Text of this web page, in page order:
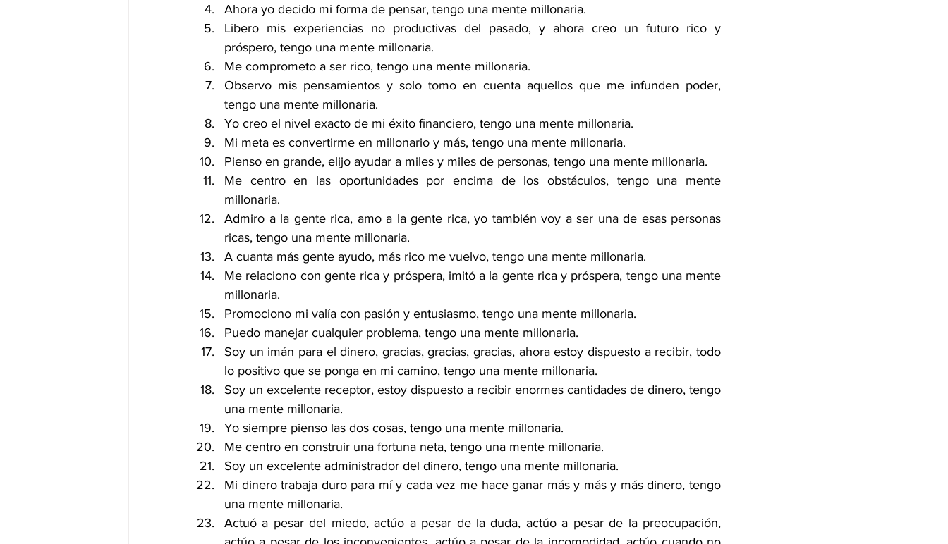
Ahora yo decido mi forma de pensar, tengo una mente millonaria.
Libero mis experiencias no productivas del pasado, y ahora creo un futuro rico y
próspero, tengo una mente millonaria.
Me comprometo a ser rico, tengo una mente millonaria.
Observo mis pensamientos y solo tomo en cuenta aquellos que me infunden poder,
tengo una mente millonaria.
Yo creo el nivel exacto de mi éxito financiero, tengo una mente millonaria.
Mi meta es convertirme en millonario y más, tengo una mente millonaria.
Pienso en grande, elijo ayudar a miles y miles de personas, tengo una mente millonaria.
Me centro en las oportunidades por encima de los obstáculos, tengo una mente
millonaria.
Admiro a la gente rica, amo a la gente rica, yo también voy a ser una de esas personas
ricas, tengo una mente millonaria.
A cuanta más gente ayudo, más rico me vuelvo, tengo una mente millonaria.
Me relaciono con gente rica y próspera, imitó a la gente rica y próspera, tengo una mente
millonaria.
Promociono mi valía con pasión y entusiasmo, tengo una mente millonaria.
Puedo manejar cualquier problema, tengo una mente millonaria.
Soy un imán para el dinero, gracias, gracias, gracias, ahora estoy dispuesto a recibir, todo
lo positivo que se ponga en mi camino, tengo una mente millonaria.
Soy un excelente receptor, estoy dispuesto a recibir enormes cantidades de dinero, tengo
una mente millonaria.
Yo siempre pienso las dos cosas, tengo una mente millonaria.
Me centro en construir una fortuna neta, tengo una mente millonaria.
Soy un excelente administrador del dinero, tengo una mente millonaria.
Mi dinero trabaja duro para mí y cada vez me hace ganar más y más y más dinero, tengo
una mente millonaria.
Actuó a pesar del miedo, actúo a pesar de la duda, actúo a pesar de la preocupación,